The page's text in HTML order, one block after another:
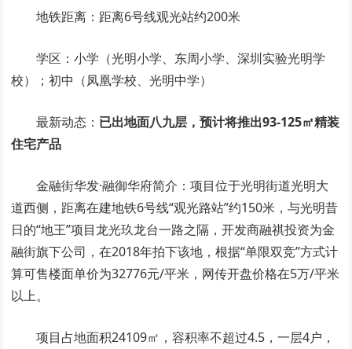
地铁距离：距离6号线观光站约200米
学区：小学（光明小学、东周小学、深圳实验光明学
校）；初中（凤凰学校、光明中学）
最新动态： 已出地面八九层，预计将推出93-125㎡精装
住宅产品
金融街华发·融御华府简介：项目位于光明街道光明大
道西侧，距离在建地铁6号线“观光路站”约150米，与光明昔
日的“地王”项目龙光玖龙台一路之隔，开发商融祺投资为金
融街旗下公司，在2018年拍下该地，根据“单限双竞”方式计
算可售楼面单价为32776元/平米，网传开盘价格在5万/平米
以上。
项目占地面积24109㎡，容积率不超过4.5，一层4户，